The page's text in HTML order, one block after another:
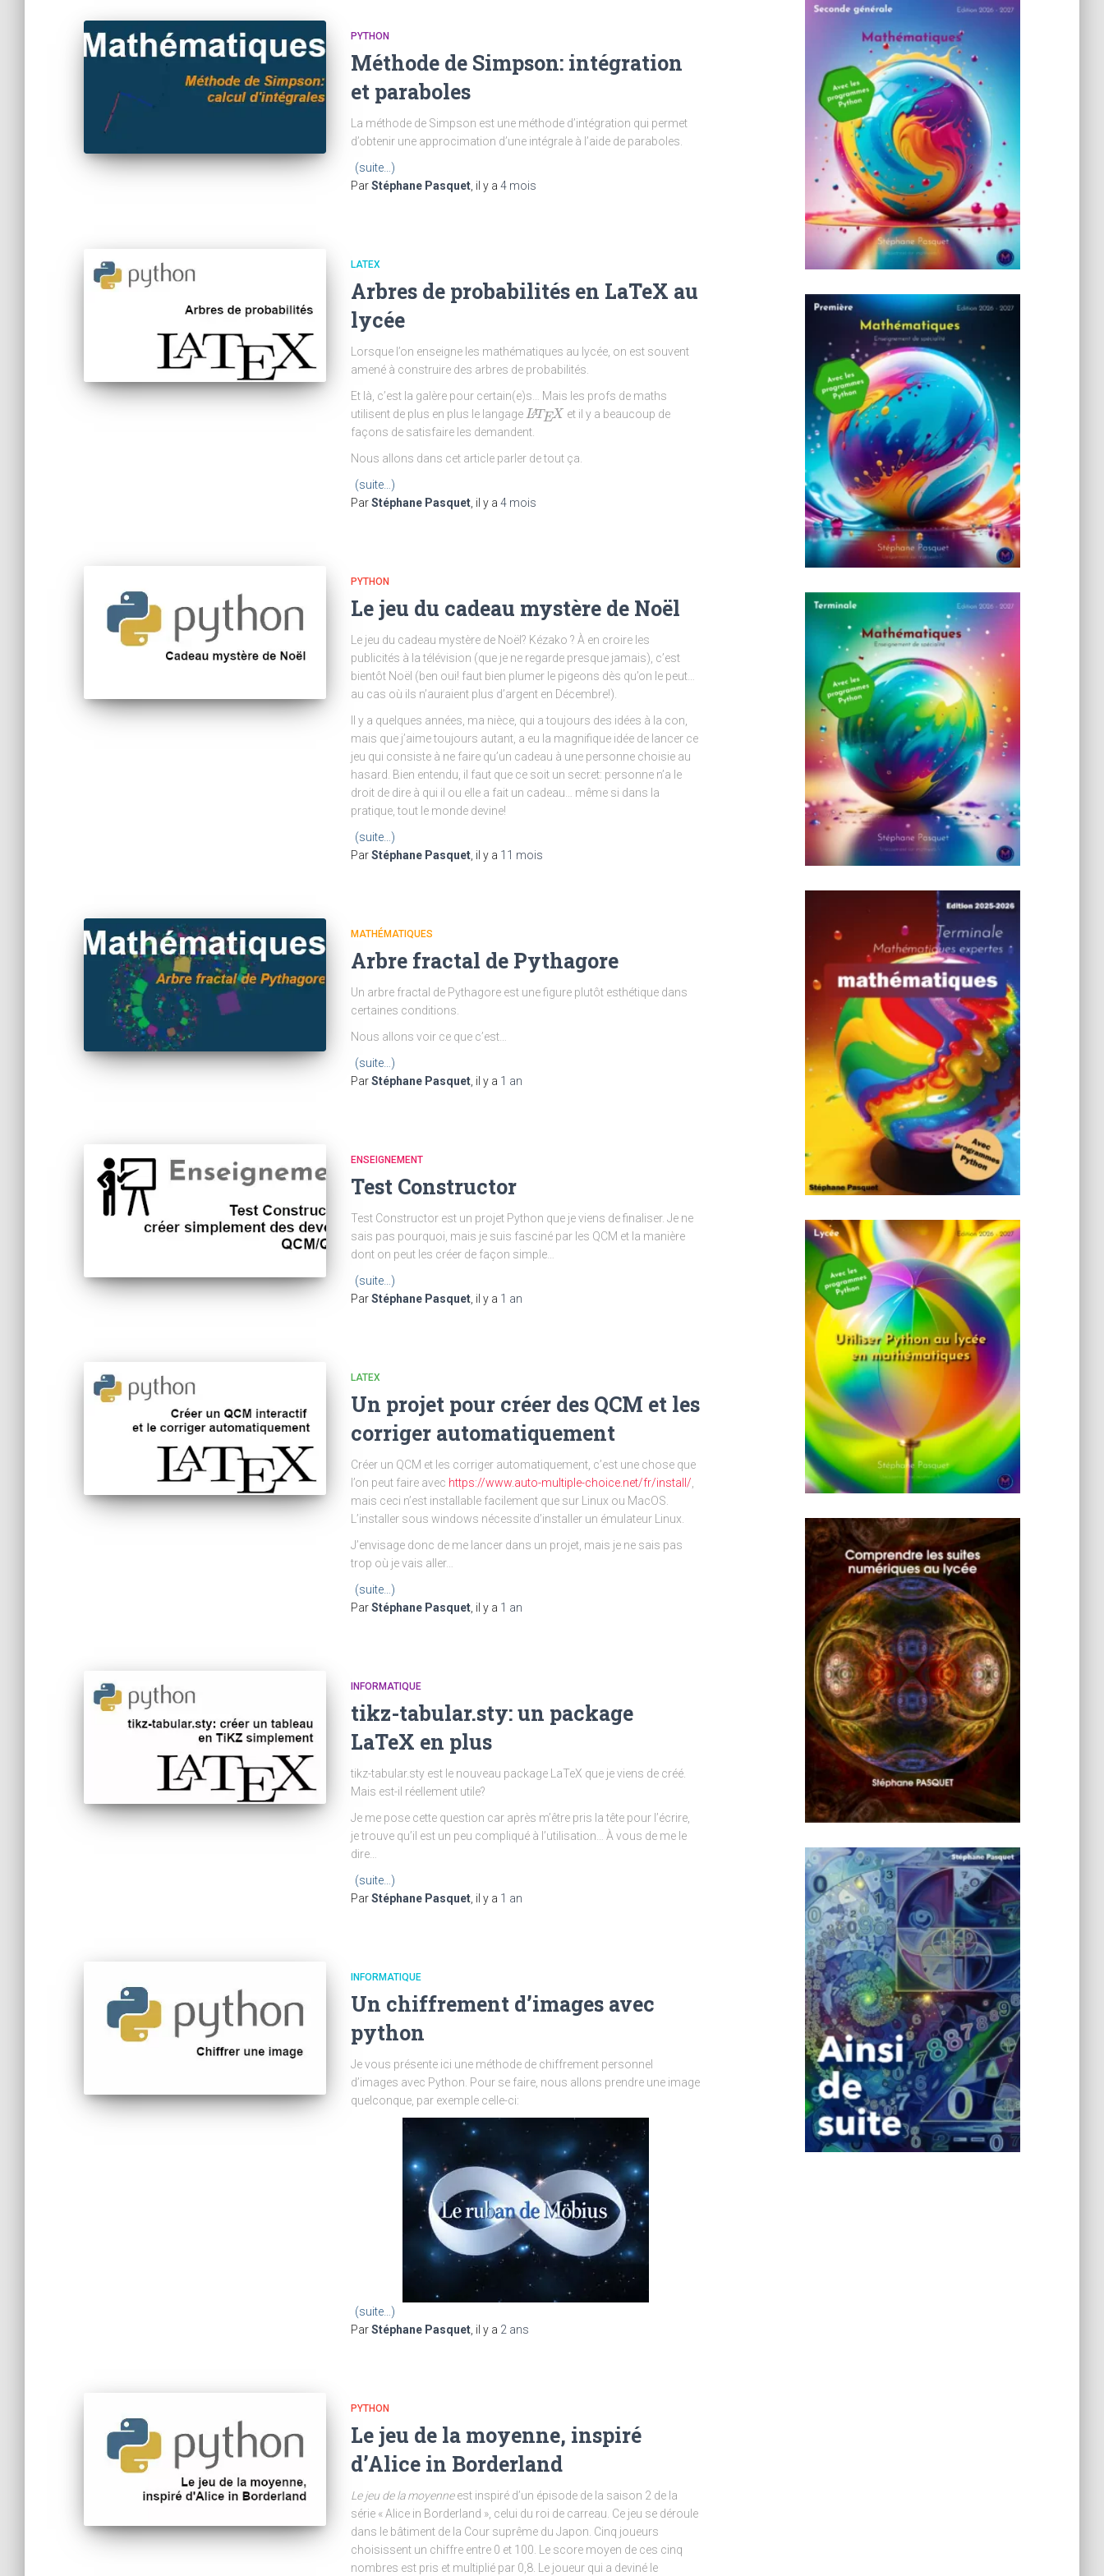
PYTHON
Méthode de Simpson: intégration
et paraboles
La méthode de Simpson est une méthode d’intégration qui permet
d’obtenir une approcimation d’une intégrale à l’aide de paraboles.
(suite…)
ParStéphane Pasquet , il y a 4 mois
LATEX
Arbres de probabilités en LaTeX au
lycée
Lorsque l’on enseigne les mathématiques au lycée, on est souvent
amené à construire des arbres de probabilités.
Et là, c’est la galère pour certain(e)s… Mais les profs de maths
utilisent de plus en plus le langageLATEX
LATEX et il y a beaucoup de
façons de satisfaire les demandent.
Nous allons dans cet article parler de tout ça.
(suite…)
ParStéphane Pasquet , il y a 4 mois
PYTHON
Le jeu du cadeau mystère de Noël
Le jeu du cadeau mystère de Noël? Kézako ? À en croire les
publicités à la télévision (que je ne regarde presque jamais), c’est
bientôt Noël (ben oui! faut bien plumer le pigeons dès qu’on le peut…
au cas où ils n’auraient plus d’argent en Décembre!).
Il y a quelques années, ma nièce, qui a toujours des idées à la con,
mais que j’aime toujours autant, a eu la magnifique idée de lancer ce
jeu qui consiste à ne faire qu’un cadeau à une personne choisie au
hasard. Bien entendu, il faut que ce soit un secret: personne n’a le
droit de dire à qui il ou elle a fait un cadeau… même si dans la
pratique, tout le monde devine!
(suite…)
ParStéphane Pasquet , il y a 11 mois
MATHÉMATIQUES
Arbre fractal de Pythagore
Un arbre fractal de Pythagore est une figure plutôt esthétique dans
certaines conditions.
Nous allons voir ce que c’est…
(suite…)
ParStéphane Pasquet , il y a 1 an
ENSEIGNEMENT
Test Constructor
Test Constructor est un projet Python que je viens de finaliser. Je ne
sais pas pourquoi, mais je suis fasciné par les QCM et la manière
dont on peut les créer de façon simple…
(suite…)
ParStéphane Pasquet , il y a 1 an
LATEX
Un projet pour créer des QCM et les
corriger automatiquement
Créer un QCM et les corriger automatiquement, c’est une chose que
l’on peut faire avec https://www.auto-multiple-choice.net/fr/install/
mais ceci n’est installable facilement que sur Linux ou MacOS.
L’installer sous windows nécessite d’installer un émulateur Linux.
J’envisage donc de me lancer dans un projet, mais je ne sais pas
trop où je vais aller…
(suite…)
ParStéphane Pasquet , il y a 1 an
INFORMATIQUE
tikz-tabular.sty: un package
LaTeX en plus
tikz-tabular.sty est le nouveau package LaTeX que je viens de créé.
Mais est-il réellement utile?
Je me pose cette question car après m’être pris la tête pour l’écrire,
je trouve qu’il est un peu compliqué à l’utilisation… À vous de me le
dire…
(suite…)
ParStéphane Pasquet , il y a 1 an
INFORMATIQUE
Un chiffrement d’images avec
python
Je vous présente ici une méthode de chiffrement personnel
d’images avec Python. Pour se faire, nous allons prendre une image
quelconque, par exemple celle-ci:
(suite…)
ParStéphane Pasquet , il y a 2 ans
PYTHON
Le jeu de la moyenne, inspiré
d’Alice in Borderland
Le jeu de la moyenneest inspiré d’un épisode de la saison 2 de la
série « Alice in Borderland », celui du roi de carreau. Ce jeu se déroule
dans le bâtiment de la Cour suprême du Japon. Cinq joueurs
choisissent un chiffre entre 0 et 100. Le score moyen de ces cinq
nombres est pris et multiplié par 0,8. Le joueur qui a deviné le